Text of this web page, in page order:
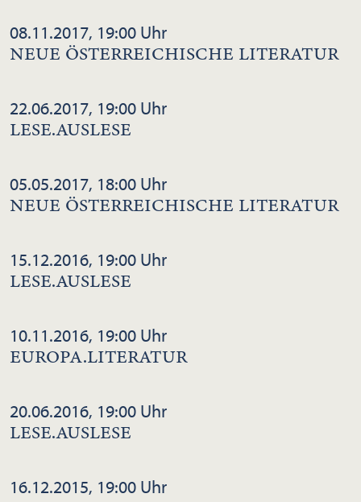
08.11.2017, 19:00 Uhr
NEUE ÖSTERREICHISCHE LITERATUR
22.06.2017, 19:00 Uhr
LESE.AUSLESE
05.05.2017, 18:00 Uhr
NEUE ÖSTERREICHISCHE LITERATUR
15.12.2016, 19:00 Uhr
LESE.AUSLESE
10.11.2016, 19:00 Uhr
EUROPA.LITERATUR
20.06.2016, 19:00 Uhr
LESE.AUSLESE
16.12.2015, 19:00 Uhr